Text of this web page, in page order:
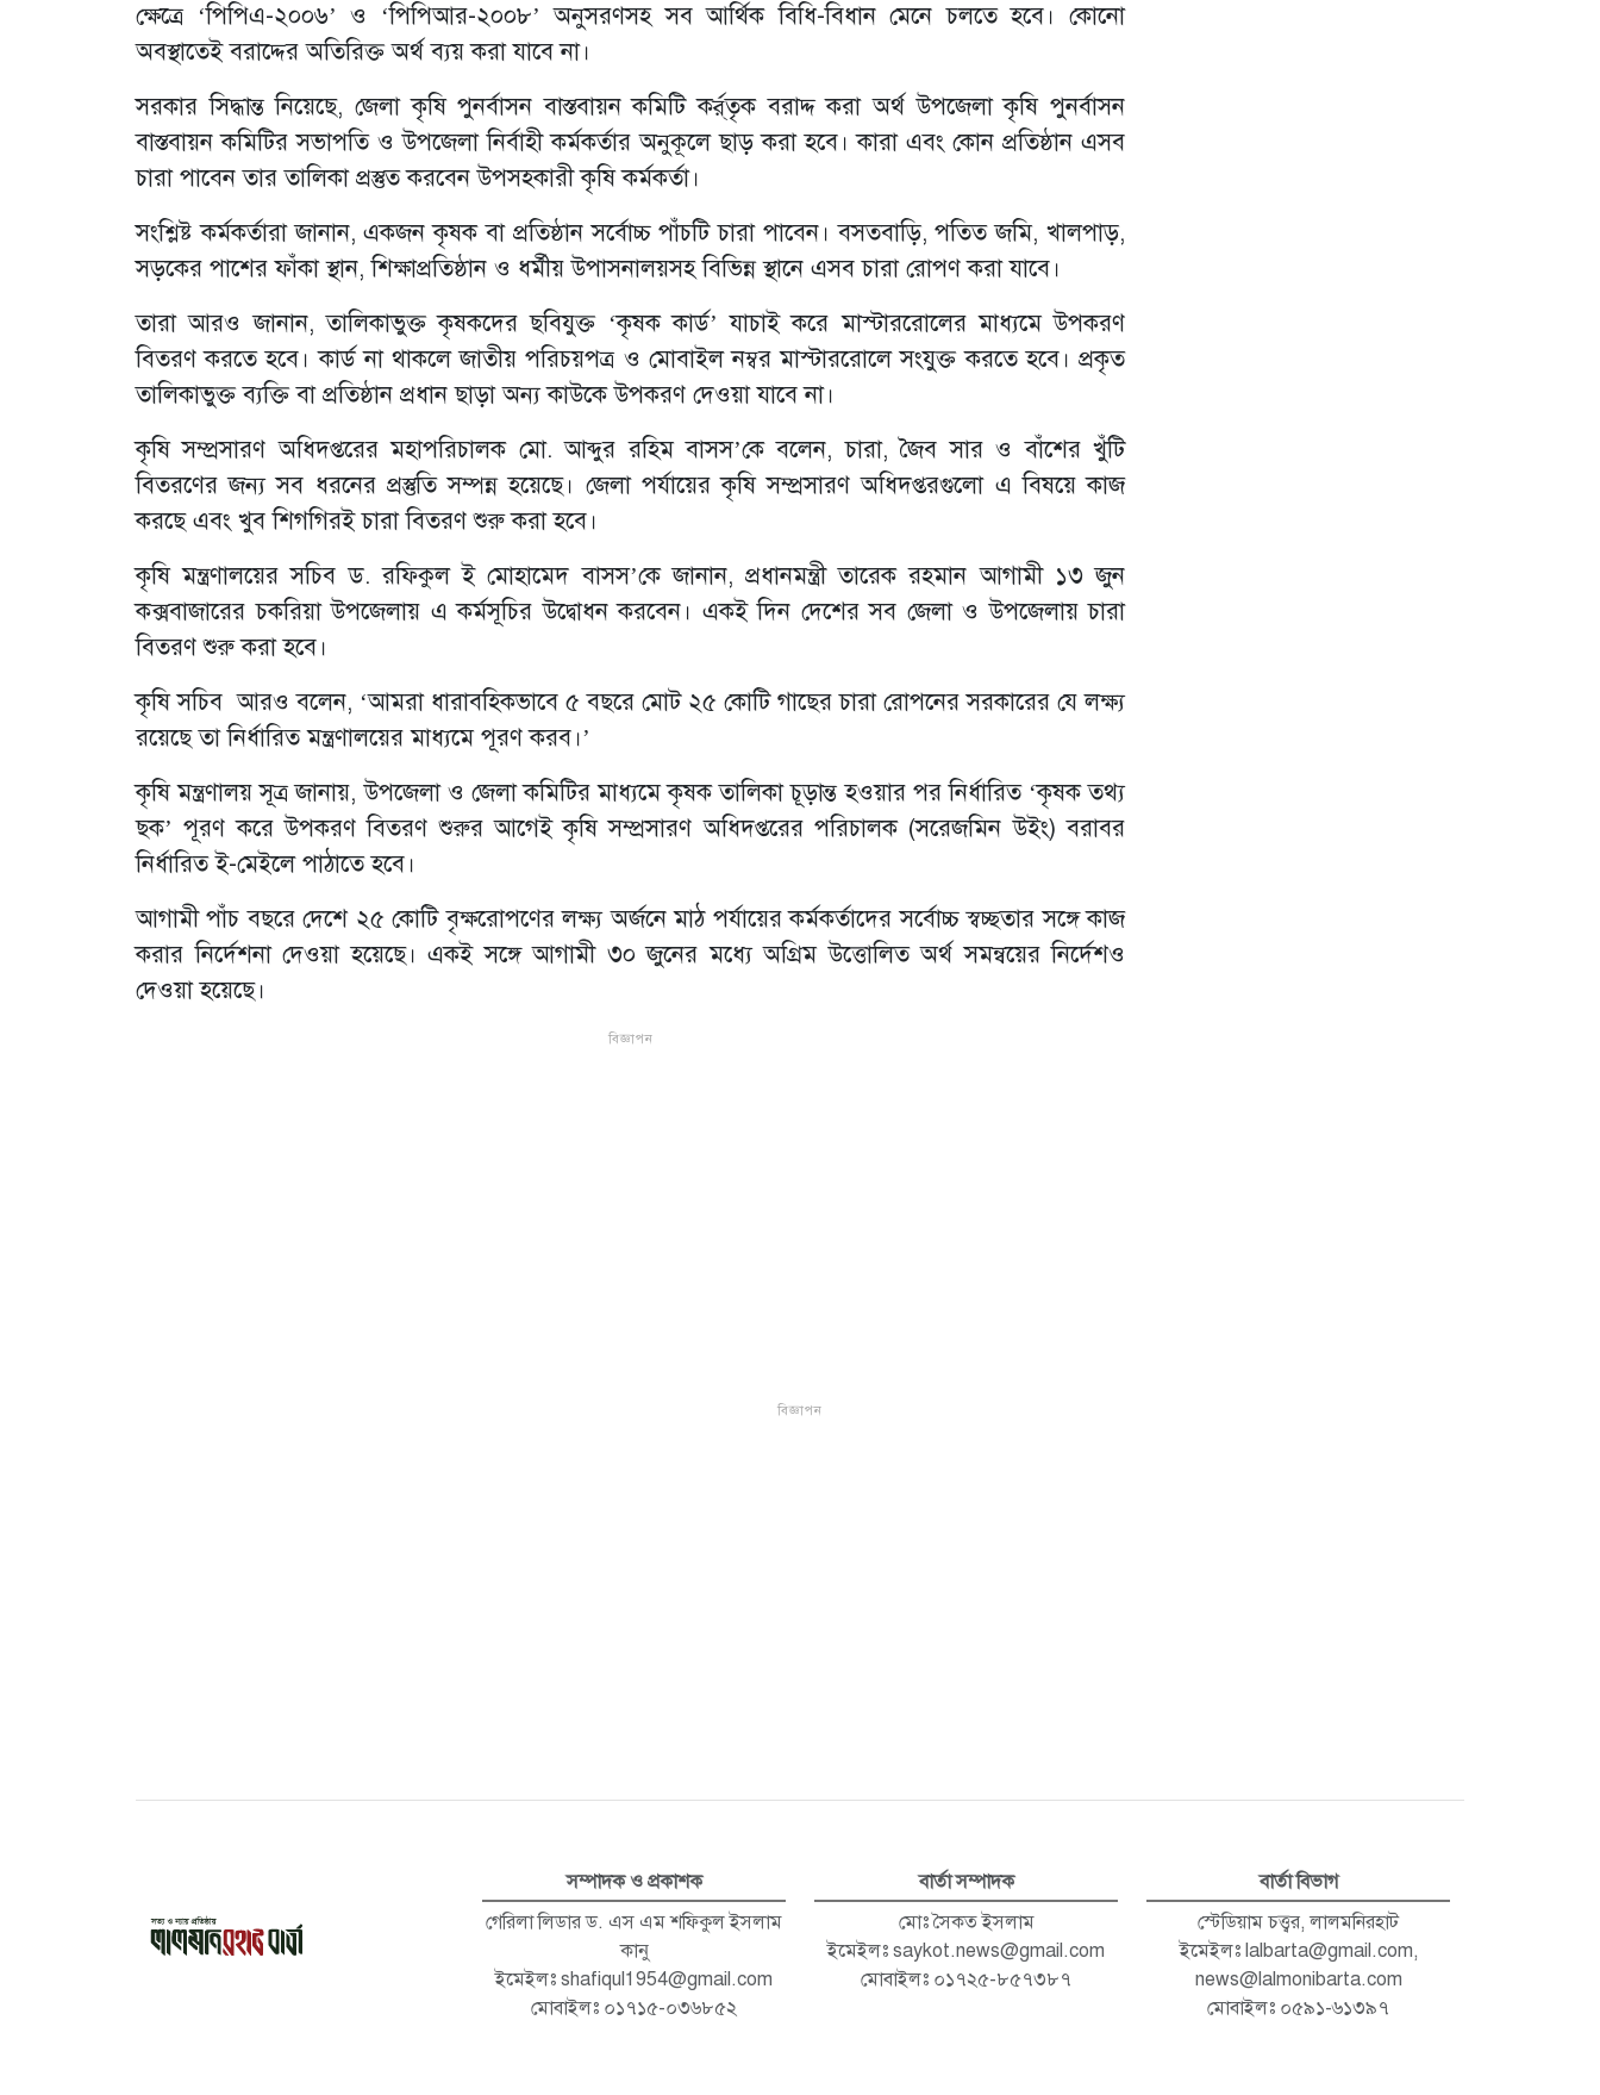
ক্ষেত্রে ‘পিপিএ-২০০৬’ ও ‘পিপিআর-২০০৮’ অনুসরণসহ সব আর্থিক বিধি-বিধান মেনে চলতে হবে। কোনো
অবস্থাতেই বরাদ্দের অতিরিক্ত অর্থ ব্যয় করা যাবে না।
সরকার সিদ্ধান্ত নিয়েছে, জেলা কৃষি পুনর্বাসন বাস্তবায়ন কমিটি কর্র্তৃক বরাদ্দ করা অর্থ উপজেলা কৃষি পুনর্বাসন
বাস্তবায়ন কমিটির সভাপতি ও উপজেলা নির্বাহী কর্মকর্তার অনুকূলে ছাড় করা হবে। কারা এবং কোন প্রতিষ্ঠান এসব
চারা পাবেন তার তালিকা প্রস্তুত করবেন উপসহকারী কৃষি কর্মকর্তা।
সংশ্লিষ্ট কর্মকর্তারা জানান, একজন কৃষক বা প্রতিষ্ঠান সর্বোচ্চ পাঁচটি চারা পাবেন। বসতবাড়ি, পতিত জমি, খালপাড়,
সড়কের পাশের ফাঁকা স্থান, শিক্ষাপ্রতিষ্ঠান ও ধর্মীয় উপাসনালয়সহ বিভিন্ন স্থানে এসব চারা রোপণ করা যাবে।
তারা আরও জানান, তালিকাভুক্ত কৃষকদের ছবিযুক্ত ‘কৃষক কার্ড’ যাচাই করে মাস্টাররোলের মাধ্যমে উপকরণ
বিতরণ করতে হবে। কার্ড না থাকলে জাতীয় পরিচয়পত্র ও মোবাইল নম্বর মাস্টাররোলে সংযুক্ত করতে হবে। প্রকৃত
তালিকাভুক্ত ব্যক্তি বা প্রতিষ্ঠান প্রধান ছাড়া অন্য কাউকে উপকরণ দেওয়া যাবে না।
কৃষি সম্প্রসারণ অধিদপ্তরের মহাপরিচালক মো. আব্দুর রহিম বাসস’কে বলেন, চারা, জৈব সার ও বাঁশের খুঁটি
বিতরণের জন্য সব ধরনের প্রস্তুতি সম্পন্ন হয়েছে। জেলা পর্যায়ের কৃষি সম্প্রসারণ অধিদপ্তরগুলো এ বিষয়ে কাজ
করছে এবং খুব শিগগিরই চারা বিতরণ শুরু করা হবে।
কৃষি মন্ত্রণালয়ের সচিব ড. রফিকুল ই মোহামেদ বাসস’কে জানান, প্রধানমন্ত্রী তারেক রহমান আগামী ১৩ জুন
কক্সবাজারের চকরিয়া উপজেলায় এ কর্মসূচির উদ্বোধন করবেন। একই দিন দেশের সব জেলা ও উপজেলায় চারা
বিতরণ শুরু করা হবে।
কৃষি সচিব আরও বলেন, ‘আমরা ধারাবহিকভাবে ৫ বছরে মোট ২৫ কোটি গাছের চারা রোপনের সরকারের যে লক্ষ্য
রয়েছে তা নির্ধারিত মন্ত্রণালয়ের মাধ্যমে পূরণ করব।’
কৃষি মন্ত্রণালয় সূত্র জানায়, উপজেলা ও জেলা কমিটির মাধ্যমে কৃষক তালিকা চূড়ান্ত হওয়ার পর নির্ধারিত ‘কৃষক তথ্য
ছক’ পূরণ করে উপকরণ বিতরণ শুরুর আগেই কৃষি সম্প্রসারণ অধিদপ্তরের পরিচালক (সরেজমিন উইং) বরাবর
নির্ধারিত ই-মেইলে পাঠাতে হবে।
আগামী পাঁচ বছরে দেশে ২৫ কোটি বৃক্ষরোপণের লক্ষ্য অর্জনে মাঠ পর্যায়ের কর্মকর্তাদের সর্বোচ্চ স্বচ্ছতার সঙ্গে কাজ
করার নির্দেশনা দেওয়া হয়েছে। একই সঙ্গে আগামী ৩০ জুনের মধ্যে অগ্রিম উত্তোলিত অর্থ সমন্বয়ের নির্দেশও
দেওয়া হয়েছে।
বিজ্ঞাপন
বিজ্ঞাপন
সম্পাদক ও প্রকাশক
গেরিলা লিডার ড. এস এম শফিকুল ইসলাম
কানু
ইমেইলঃ shafiqul1954@gmail.com
মোবাইলঃ ০১৭১৫-০৩৬৮৫২
বার্তা সম্পাদক
মোঃ সৈকত ইসলাম
ইমেইলঃ saykot.news@gmail.com
মোবাইলঃ ০১৭২৫-৮৫৭৩৮৭
বার্তা বিভাগ
স্টেডিয়াম চত্ত্বর, লালমনিরহাট
ইমেইলঃ lalbarta@gmail.com,
news@lalmonibarta.com
মোবাইলঃ ০৫৯১-৬১৩৯৭